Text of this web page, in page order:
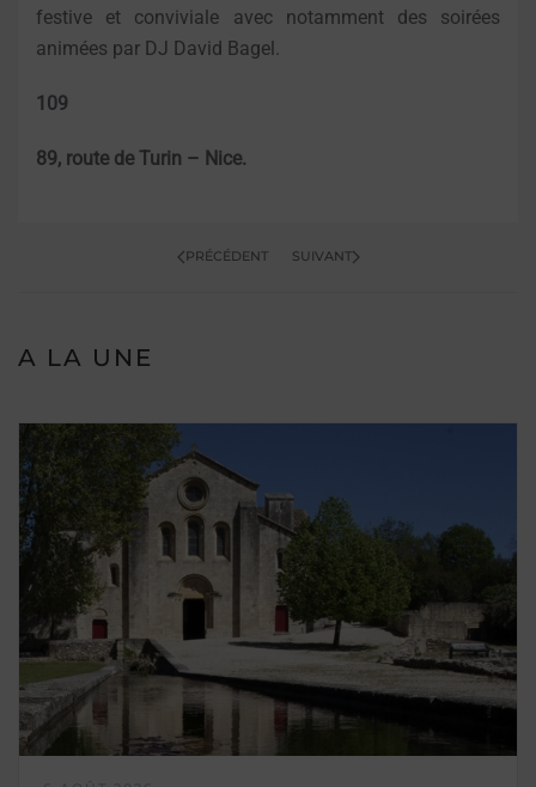
festive et conviviale avec notamment des soirées
animées par DJ David Bagel.
109
89, route de Turin – Nice.
PRÉCÉDENT SUIVANT
A LA UNE